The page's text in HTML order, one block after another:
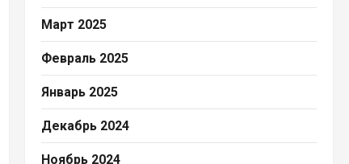
Март 2025
Февраль 2025
Январь 2025
Декабрь 2024
Ноябрь 2024